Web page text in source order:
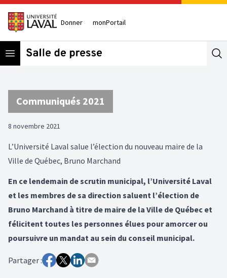
Donner monPortail
Open menu
Communiqués 2021
8 novembre 2021
L’Université Laval salue l’élection du nouveau maire de la
Ville de Québec, Bruno Marchand
En ce lendemain de scrutin municipal, l’Université Laval
et les membres de sa direction saluent l’élection de
Bruno Marchand à titre de maire de la Ville de Québec et
félicitent toutes les personnes élues pour amorcer ou
poursuivre un mandat au sein du conseil municipal.
Partager :